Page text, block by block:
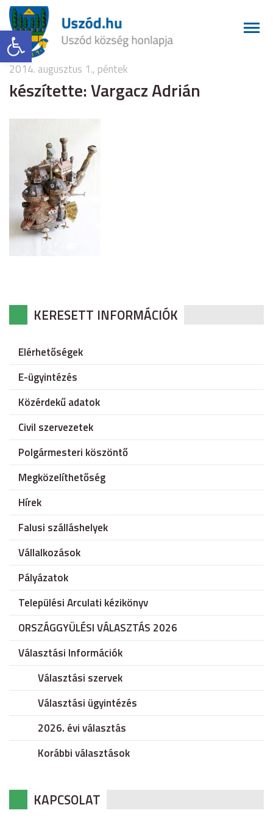
Eszköztár megnyitása
2014. augusztus 1., péntek
készítette: Vargacz Adrián
KERESETT INFORMÁCIÓK
Elérhetőségek
E-ügyintézés
Közérdekű adatok
Civil szervezetek
Polgármesteri köszöntő
Megközelíthetőség
Hírek
Falusi szálláshelyek
Vállalkozások
Pályázatok
Települési Arculati kézikönyv
ORSZÁGGYÜLÉSI VÁLASZTÁS 2026
Választási Információk
Választási szervek
Választási ügyintézés
2026. évi választás
Korábbi választások
KAPCSOLAT